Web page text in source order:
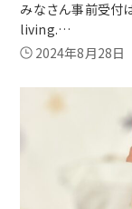
みなさん事前受
living.…
2024年8月28日